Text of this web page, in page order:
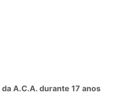
A.C.A. durante 17 anos